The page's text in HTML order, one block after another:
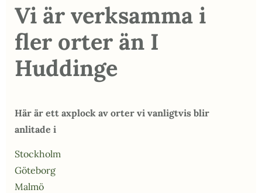
Vi är verksamma i
fler orter än I
Huddinge
Här är ett axplock av orter vi vanligtvis blir
anlitade i
Stockholm
Göteborg
Malmö